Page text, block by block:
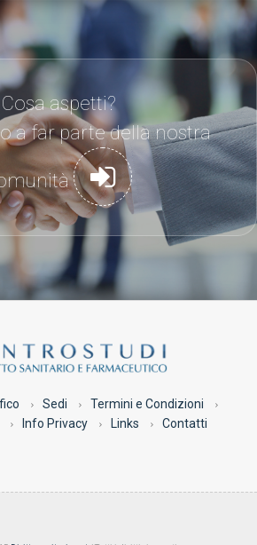
Cosa aspetti?
a far parte della nostra
Sedi
Termini e Condizioni
Info Privacy Links Contatti